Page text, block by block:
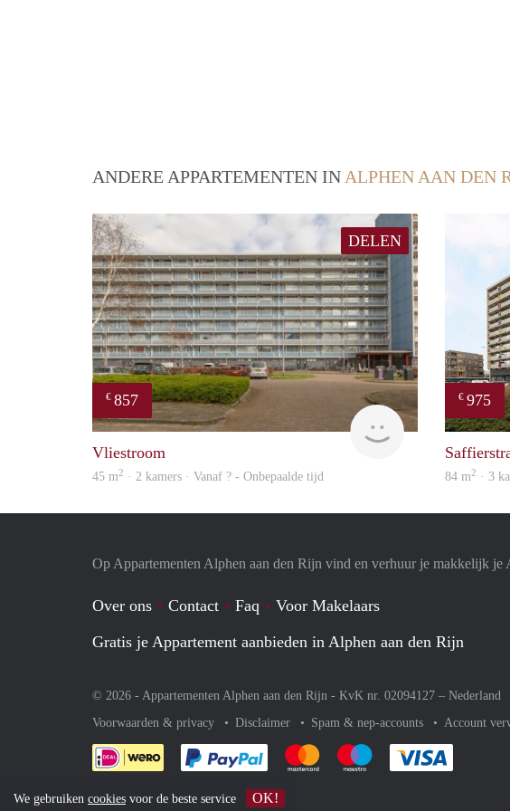
ANDERE APPARTEMENTEN IN ALPHEN AAN DEN
DELEN
€ 857
finder
Vliestroom
45 m2 · 2 kamers · Vanaf ? - Onbepaalde tijd
€ 975
84 m2 · 3
Op Appartementen Alphen aan den Rijn vind en verhuur je makkelijk je
Over ons Contact Faq
Voor Makelaars
Gratis je Appartement aanbieden in Alphen aan den Rijn
© 2026 - Appartementen Alphen aan den Rijn - KvK nr. 02094127 – Nederland
Voorwaarden & privacy
Disclaimer Spam & nep-accounts Account
Je rekent gemakkelijk af met Paypal
Je rekent gemakkelijk af met
Je rekent gemakkelijk af
We gebruiken cookies voor de beste service OK!